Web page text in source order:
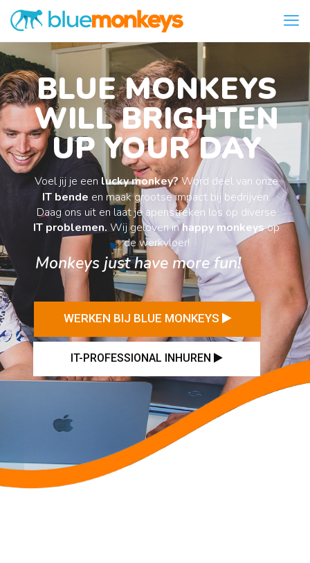
BLUE MONKEYS
WILL BRIGHTEN
UP YOUR DAY
Monkeys just have more fun!
Voel jij je een lucky monkey?Word deel van onze
IT bende en maak grootse impact bij bedrijven.
Daag ons uit en laat je apenstreken los op diverse
IT problemen. Wij geloven inhappy monkeysop
de werkvloer!
WERKEN BIJ BLUE MONKEYS
IT-PROFESSIONAL INHUREN